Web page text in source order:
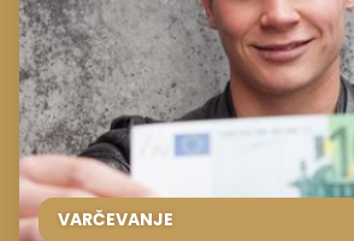
VARČEVANJE